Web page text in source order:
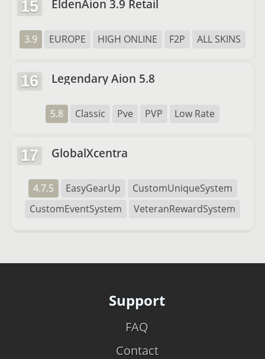
15 EldenAion 3.9 Retail
3.9 EUROPE HIGH ONLINE F2P ALL SKINS
16 Legendary Aion 5.8
5.8 Classic Pve PVP Low Rate
17 GlobalXcentra
4.7.5 EasyGearUp
CustomUniqueSystem
CustomEventSystem
VeteranRewardSystem
Support
FAQ
Contact